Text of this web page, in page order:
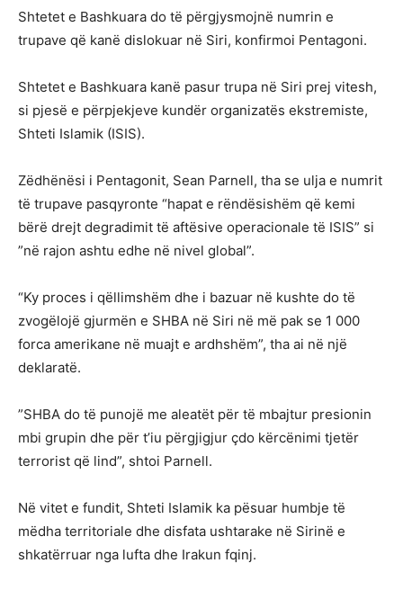
Shtetet e Bashkuara do të përgjysmojnë numrin e
trupave që kanë dislokuar në Siri, konfirmoi Pentagoni.
Shtetet e Bashkuara kanë pasur trupa në Siri prej vitesh,
si pjesë e përpjekjeve kundër organizatës ekstremiste,
Shteti Islamik (ISIS).
Zëdhënësi i Pentagonit, Sean Parnell, tha se ulja e numrit
të trupave pasqyronte “hapat e rëndësishëm që kemi
bërë drejt degradimit të aftësive operacionale të ISIS” si
”në rajon ashtu edhe në nivel global”.
“Ky proces i qëllimshëm dhe i bazuar në kushte do të
zvogëlojë gjurmën e SHBA në Siri në më pak se 1 000
forca amerikane në muajt e ardhshëm”, tha ai në një
deklaratë.
”SHBA do të punojë me aleatët për të mbajtur presionin
mbi grupin dhe për t’iu përgjigjur çdo kërcënimi tjetër
terrorist që lind”, shtoi Parnell.
Në vitet e fundit, Shteti Islamik ka pësuar humbje të
mëdha territoriale dhe disfata ushtarake në Sirinë e
shkatërruar nga lufta dhe Irakun fqinj.